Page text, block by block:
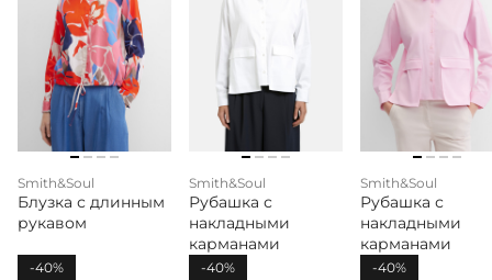
Smith&Soul
Блузка с длинным
рукавом
-40%
Smith&Soul
Рубашка с
накладными
карманами
-40%
Smith&Soul
Рубашка с
накладными
карманами
-40%